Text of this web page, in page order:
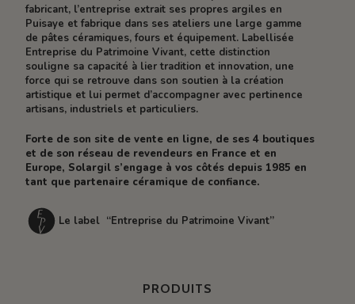
fabricant, l’entreprise extrait ses propres argiles en
Puisaye et fabrique dans ses ateliers une large gamme
de pâtes céramiques, fours et équipement. Labellisée
Entreprise du Patrimoine Vivant, cette distinction
souligne sa capacité à lier tradition et innovation, une
force qui se retrouve dans son soutien à la création
artistique et lui permet d’accompagner avec pertinence
artisans, industriels et particuliers.
Forte de son site de vente en ligne, de ses 4 boutiques
et de son réseau de revendeurs en France et en
Europe, Solargil s’engage à vos côtés depuis 1985 en
tant que partenaire céramique de confiance.
Le label “Entreprise du Patrimoine Vivant”
PRODUITS